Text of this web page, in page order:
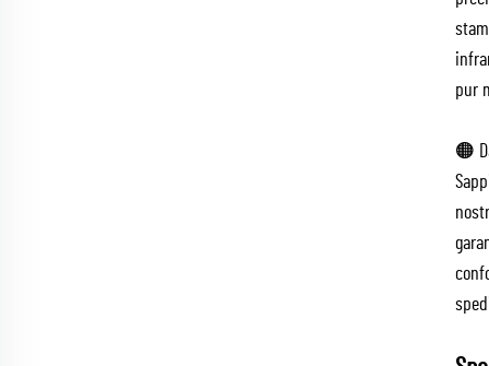
pur
🟠